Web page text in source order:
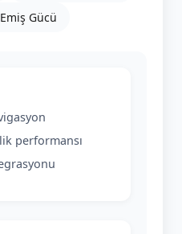
Gücü
performansı